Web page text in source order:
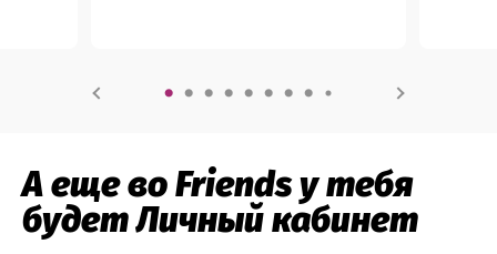
А еще во Friends у тебя
будет Личный кабинет